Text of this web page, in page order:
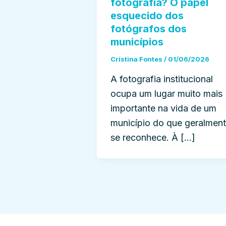
fotografia? O papel
esquecido dos
fotógrafos dos
municípios
Cristina Fontes / 01/06/2026
A fotografia institucional
ocupa um lugar muito mais
importante na vida de um
município do que
se reconhece. À […]